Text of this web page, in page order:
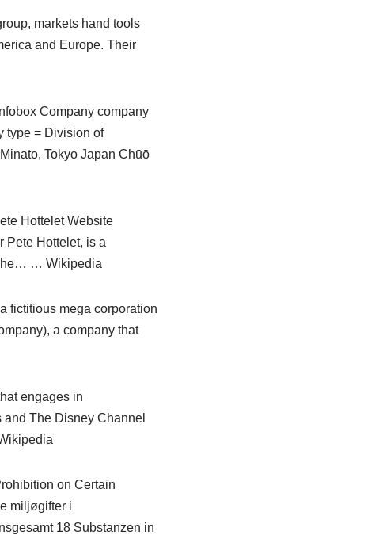
markets hand tools
and Europe. Their
Company company
type = Division of
Tokyo Japan Chūō
Hottelet Website
Pete Hottelet, is a
… Wikipedia
fictitious mega corporation
a company that
engages in
The Disney Channel
on Certain
miljøgifter i
18 Substanzen in